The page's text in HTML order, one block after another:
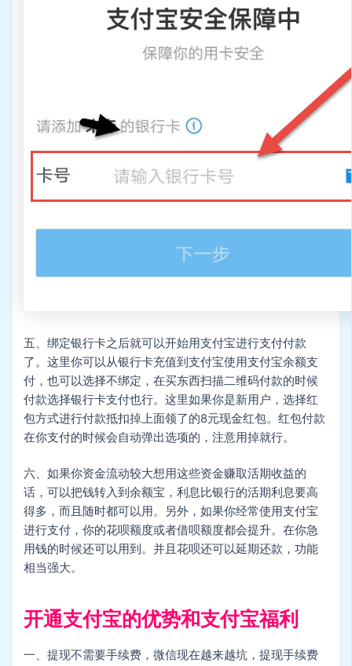
五、绑定银行卡之后就可以开始用支付宝进行支付付款
了。这里你可以从银行卡充值到支付宝使用支付宝余额支
付，也可以选择不绑定，在买东西扫描二维码付款的时候
付款选择银行卡支付也行。这里如果你是新用户，选择红
包方式进行付款抵扣掉上面领了的8元现金红包。红包付款
在你支付的时候会自动弹出选项的，注意用掉就行。
六、如果你资金流动较大想用这些资金赚取活期收益的
话，可以把钱转入到余额宝，利息比银行的活期利息要高
得多，而且随时都可以用。另外，如果你经常使用支付宝
进行支付，你的花呗额度或者借呗额度都会提升。在你急
用钱的时候还可以用到。并且花呗还可以延期还款，功能
相当强大。
开通支付宝的优势和支付宝福利
一、提现不需要手续费，微信现在越来越坑，提现手续费